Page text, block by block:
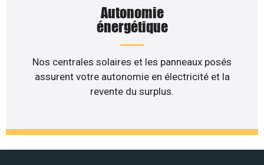
Autonomie
énergétique
Nos centrales solaires et les panneaux posés
assurent votre autonomie en électricité et la
revente du surplus.